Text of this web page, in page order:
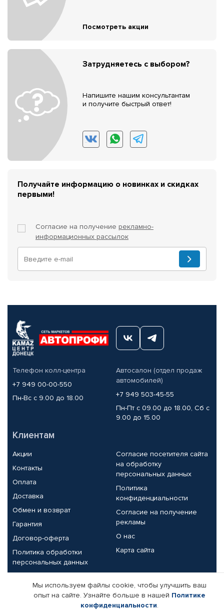
Посмотреть акции
Затрудняетесь с выбором?
Напишите нашим консультантам
и получите быстрый ответ!
Получайте информацию о новинках и скидках
первыми!
Согласие на получение рекламно-
информационных рассылок
Телефон колл-центра
+7 949 00-00-550
Пн-Вс с 9.00 до 18.00
Автосалон (отдел продаж
автомобилей)
+7 949 503-45-55
Пн-Пт с 09.00 до 18.00, Сб с
9.00 до 15.00
Клиентам
Акции
Контакты
Оплата
Доставка
Обмен и возврат
Гарантия
Договор-оферта
Политика обработки
персональных данных
Согласие посетителя сайта
на обработку
персональных данных
Политика
конфиденциальности
Согласие на получение
рекламы
О нас
Карта сайта
Партнерам
Корпоративным клиентам
Реквизиты компании
Мы используем файлы cookie, чтобы улучшить ваш
опыт на сайте. Узнайте больше в нашей Политике
конфиденциальности.